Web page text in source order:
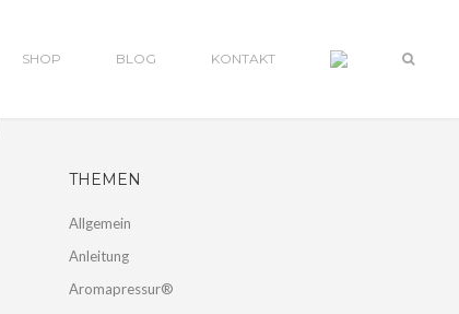
SHOP BLOG
KONTAKT
THEMEN
Allgemein
Anleitung
Aromapressur®